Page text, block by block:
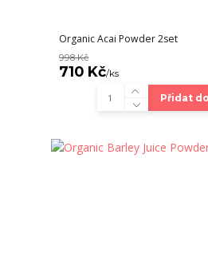
Organic Acai Powder 2set
998 Kč
710 Kč/ks
Přidat